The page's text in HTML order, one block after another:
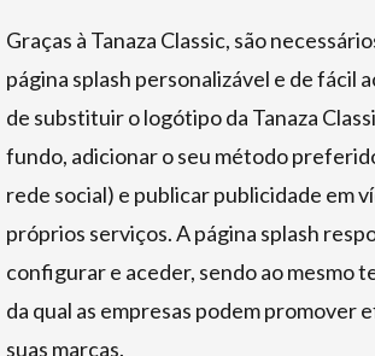
Graças à Tanaza Classic, são
página splash personalizável e de fácil
de substituir o logótipo da Tanaza
fundo, adicionar o seu método
rede social) e publicar publicidade em
próprios serviços. A página splash
configurar e aceder, sendo ao mesmo
da qual as empresas podem promover
suas marcas.